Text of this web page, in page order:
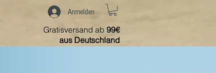
Anmelden
Gratisversand ab 99€
aus Deutschland